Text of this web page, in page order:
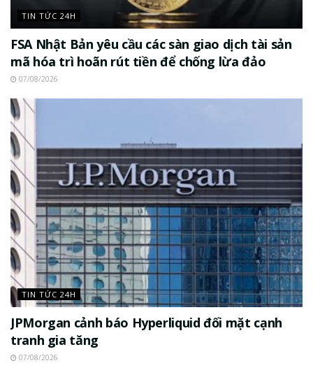
TIN TỨC 24H
FSA Nhật Bản yêu cầu các sàn giao dịch tài sản
mã hóa trì hoãn rút tiền để chống lừa đảo
07/08/2026
TIN TỨC 24H
JPMorgan cảnh báo Hyperliquid đối mặt cạnh
tranh gia tăng
07/08/2026